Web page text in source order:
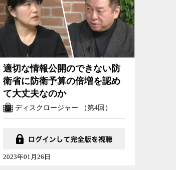
適切な情報公開のできない防
衛省に防衛予算の倍増を認め
て大丈夫なのか
ディスクロージャー （第4回）
2023年01月26日